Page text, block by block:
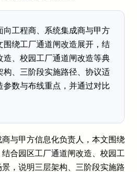
向工程商、系统集成商与甲方
围绕工厂通道闸改造展开，结
造、校园工厂通道闸改造等典
构、三阶段实施路径、协议适
参数与布线重点，并通过对比
与甲方信息化负责人，本文围绕
合园区工厂通道闸改造、校园工
，说明三层架构、三阶段实施路